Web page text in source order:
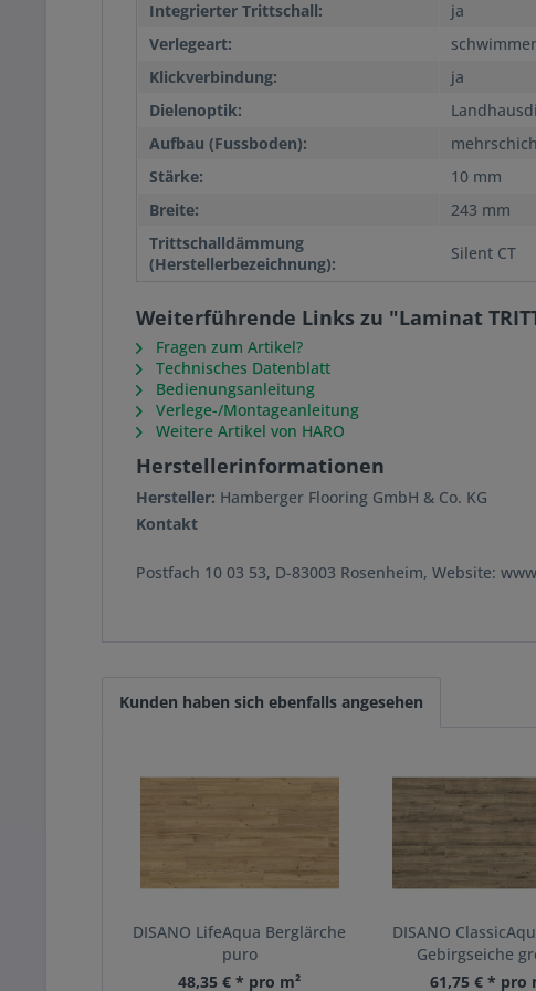
Integrierter Trittschall:
ja
Verlegeart:
Klickverbindung:
ja
Dielenoptik:
Aufbau (Fussboden):
Stärke:
10 mm
Breite:
243 mm
Trittschalldämmung
(Herstellerbezeichnung):
Silent CT
Weiterführende Links zu "Laminat
Fragen zum Artikel?
Technisches Datenblatt
Bedienungsanleitung
Verlege-/Montageanleitung
Weitere Artikel von HARO
Herstellerinformationen
Hersteller: Hamberger Flooring GmbH & Co. KG
Kontakt
Postfach 10 03 53, D-83003 Rosenheim, Website:
Kunden haben sich ebenfalls angesehen
DISANO LifeAqua Berglärche
puro
48,35 € * pro m²
DISANO
Gebirgseiche
61,75 € * pro